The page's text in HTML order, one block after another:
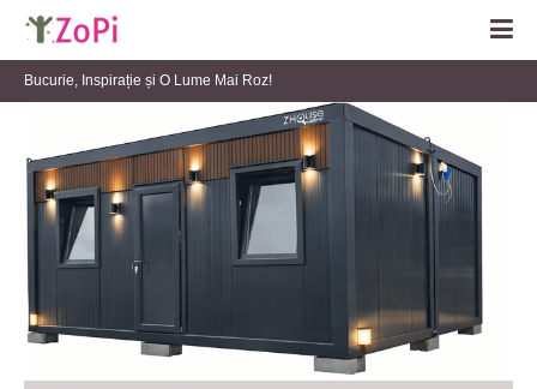
Bucurie, Inspirație și O Lume Mai Roz!